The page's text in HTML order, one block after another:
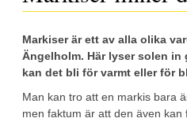
Markiser är ett av alla olika
Ängelholm. Här lyser solen
kan det bli för varmt eller för
Man kan tro att en markis bara
men faktum är att den även